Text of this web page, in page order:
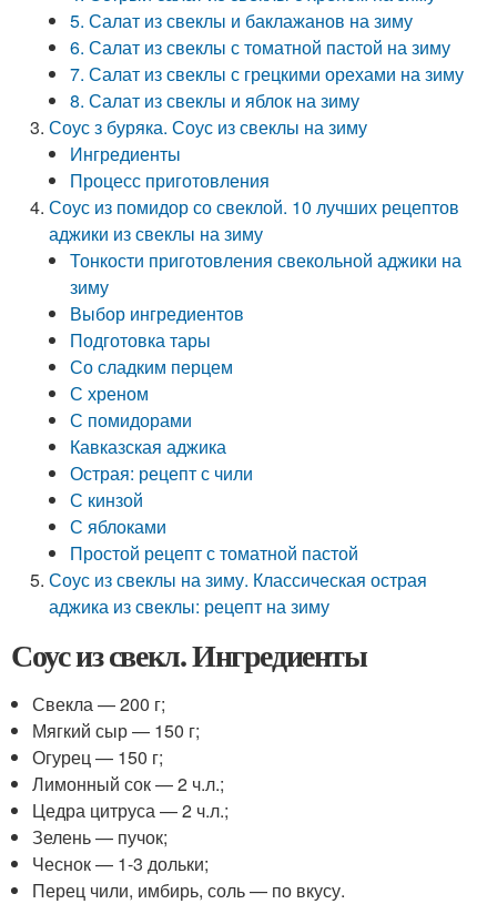
5. Салат из свеклы и баклажанов на зиму
6. Салат из свеклы с томатной пастой на зиму
7. Салат из свеклы с грецкими орехами на зиму
8. Салат из свеклы и яблок на зиму
Соус з буряка. Соус из свеклы на зиму
Ингредиенты
Процесс приготовления
Соус из помидор со свеклой. 10 лучших рецептов
аджики из свеклы на зиму
Тонкости приготовления свекольной аджики на
зиму
Выбор ингредиентов
Подготовка тары
Со сладким перцем
С хреном
С помидорами
Кавказская аджика
Острая: рецепт с чили
С кинзой
С яблоками
Простой рецепт с томатной пастой
Соус из свеклы на зиму. Классическая острая
аджика из свеклы: рецепт на зиму
Соус из свекл. Ингредиенты
Свекла — 200 г;
Мягкий сыр — 150 г;
Огурец — 150 г;
Лимонный сок — 2 ч.л.;
Цедра цитруса — 2 ч.л.;
Зелень — пучок;
Чеснок — 1-3 дольки;
Перец чили, имбирь, соль — по вкусу.